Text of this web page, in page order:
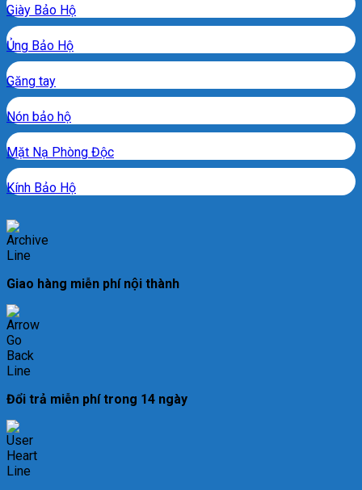
Giày Bảo Hộ
Ủng Bảo Hộ
Găng tay
Nón bảo hộ
Mặt Nạ Phòng Độc
Kính Bảo Hộ
Giao hàng miễn phí nội thành
Đổi trả miễn phí trong 14 ngày